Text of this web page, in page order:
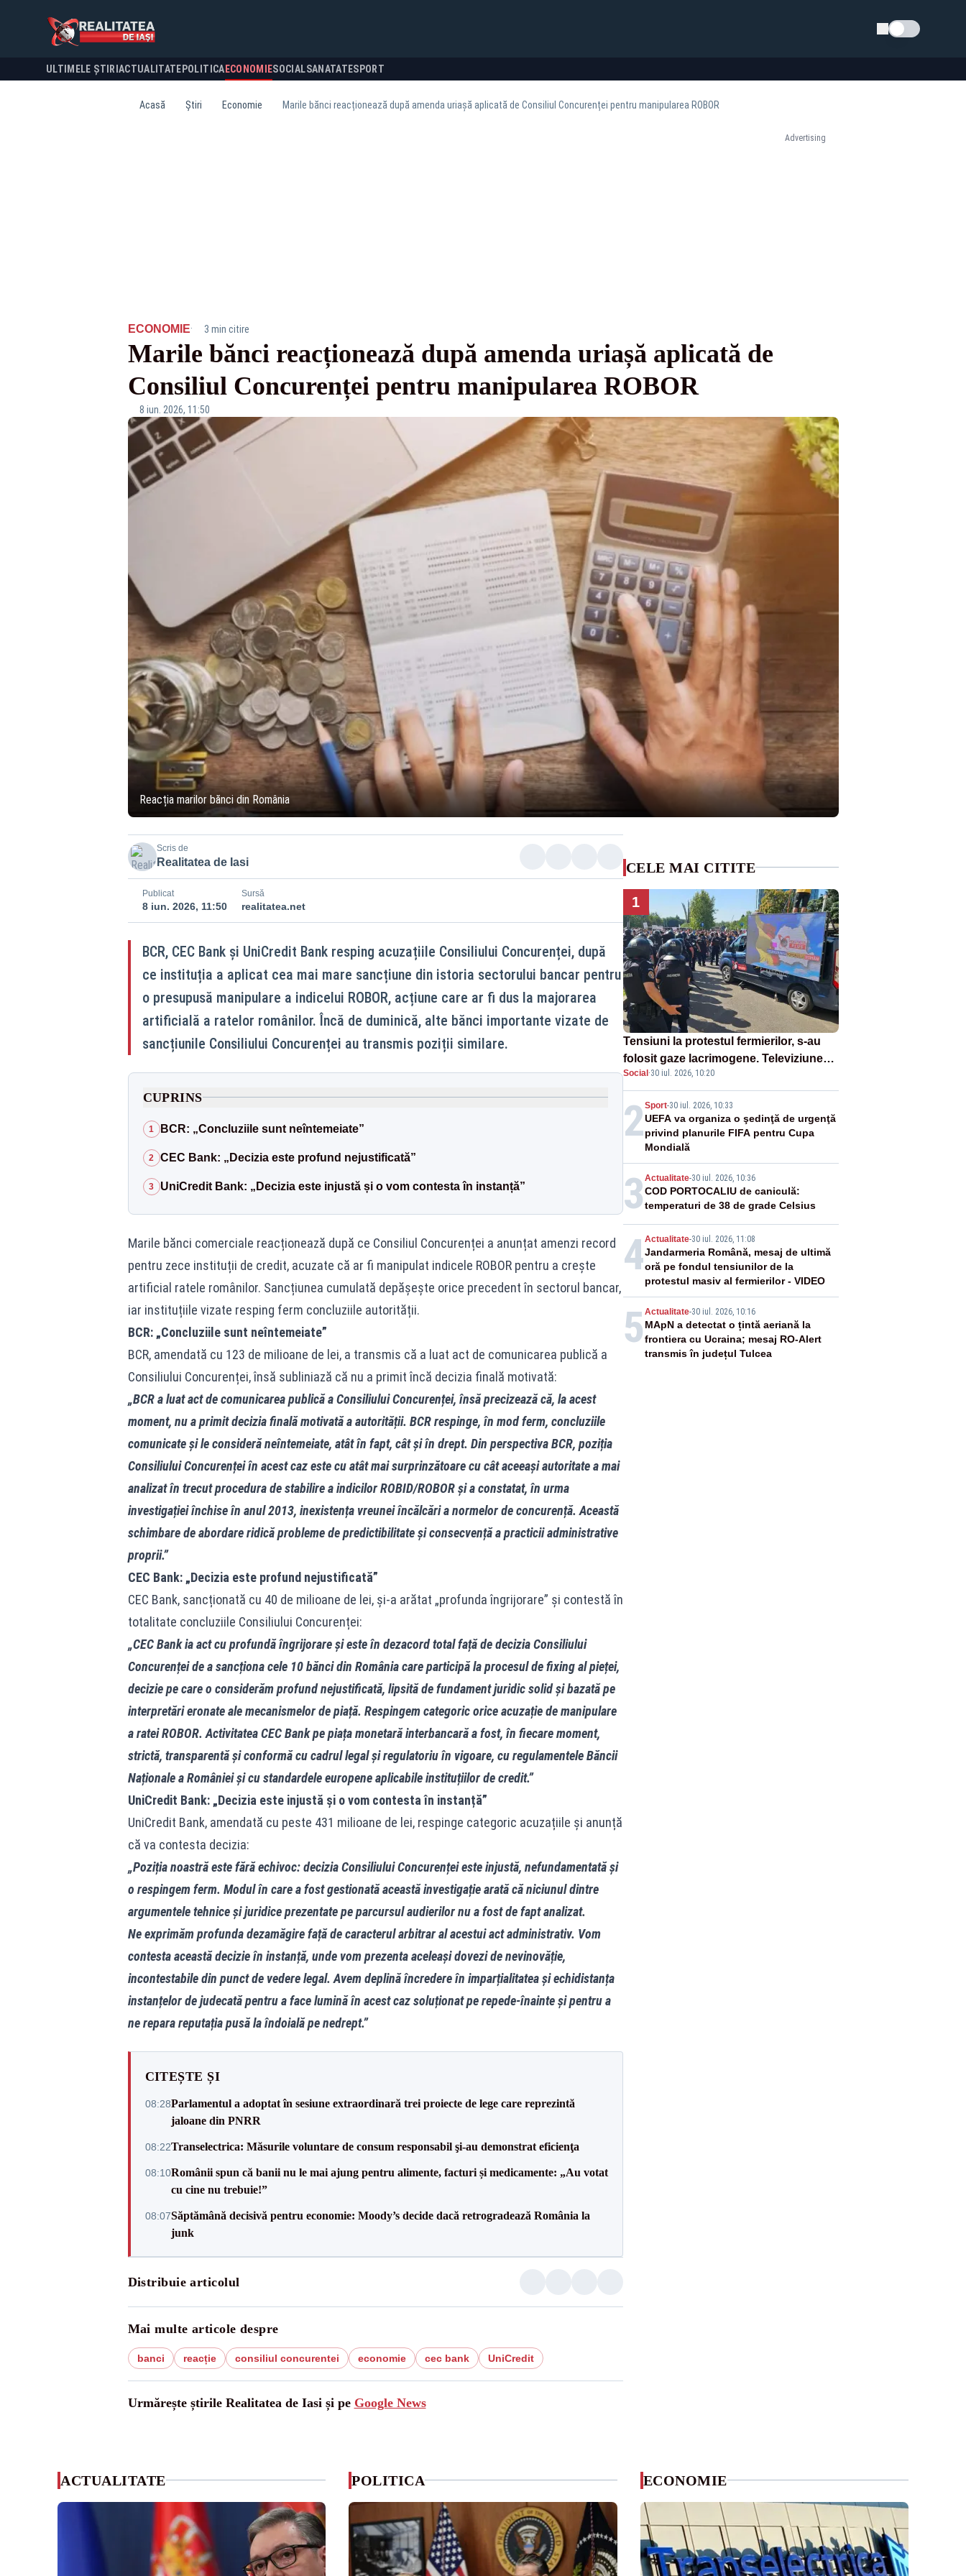
Schimba tema
ULTIMELE ȘTIRI ACTUALITATE POLITICA ECONOMIESOCIALSANATATESPORT
Acasă Știri Economie Marile bănci reacționează după amenda uriașă aplicată de Consiliul Concurenței pentru manipularea ROBOR
Advertising
ECONOMIE· 3 min citire
Marile bănci reacționează după amenda uriașă aplicată de
Consiliul Concurenței pentru manipularea ROBOR
8 iun. 2026, 11:50
Reacția marilor bănci din România
Scris de
Realitatea de Iasi
Publicat
8 iun. 2026, 11:50
Sursă
realitatea.net
BCR, CEC Bank și UniCredit Bank resping acuzațiile Consiliului Concurenței, după
ce instituția a aplicat cea mai mare sancțiune din istoria sectorului bancar pentru
o presupusă manipulare a indicelui ROBOR, acțiune care ar fi dus la majorarea
artificială a ratelor românilor. Încă de duminică, alte bănci importante vizate de
sancțiunile Consiliului Concurenței au transmis poziții similare.
CUPRINS
1 BCR: „Concluziile sunt neîntemeiate”
2 CEC Bank: „Decizia este profund nejustificată”
3 UniCredit Bank: „Decizia este injustă și o vom contesta în instanță”
Marile bănci comerciale reacționează după ce Consiliul Concurenței a anunțat amenzi record
pentru zece instituții de credit, acuzate că ar fi manipulat indicele ROBOR pentru a crește
artificial ratele românilor. Sancțiunea cumulată depășește orice precedent în sectorul bancar,
iar instituțiile vizate resping ferm concluziile autorității.
BCR: „Concluziile sunt neîntemeiate”
BCR, amendată cu 123 de milioane de lei, a transmis că a luat act de comunicarea publică a
Consiliului Concurenței, însă subliniază că nu a primit încă decizia finală motivată:
„BCR a luat act de comunicarea publică a Consiliului Concurenței, însă precizează că, la acest
moment, nu a primit decizia finală motivată a autorității. BCR respinge, în mod ferm, concluziile
comunicate și le consideră neîntemeiate, atât în fapt, cât și în drept. Din perspectiva BCR, poziția
Consiliului Concurenței în acest caz este cu atât mai surprinzătoare cu cât aceeași autoritate a mai
analizat în trecut procedura de stabilire a indicilor ROBID/ROBOR și a constatat, în urma
investigației închise în anul 2013, inexistența vreunei încălcări a normelor de concurență. Această
schimbare de abordare ridică probleme de predictibilitate și consecvență a practicii administrative
proprii.”
CEC Bank: „Decizia este profund nejustificată”
CEC Bank, sancționată cu 40 de milioane de lei, și-a arătat „profunda îngrijorare” și contestă în
totalitate concluziile Consiliului Concurenței:
„CEC Bank ia act cu profundă îngrijorare și este în dezacord total față de decizia Consiliului
Concurenței de a sancționa cele 10 bănci din România care participă la procesul de fixing al pieței,
decizie pe care o considerăm profund nejustificată, lipsită de fundament juridic solid și bazată pe
interpretări eronate ale mecanismelor de piață. Respingem categoric orice acuzație de manipulare
a ratei ROBOR. Activitatea CEC Bank pe piața monetară interbancară a fost, în fiecare moment,
strictă, transparentă și conformă cu cadrul legal și regulatoriu în vigoare, cu regulamentele Băncii
Naționale a României și cu standardele europene aplicabile instituțiilor de credit.”
UniCredit Bank: „Decizia este injustă și o vom contesta în instanță”
UniCredit Bank, amendată cu peste 431 milioane de lei, respinge categoric acuzațiile și anunță
că va contesta decizia:
„Poziția noastră este fără echivoc: decizia Consiliului Concurenței este injustă, nefundamentată și
o respingem ferm. Modul în care a fost gestionată această investigație arată că niciunul dintre
argumentele tehnice și juridice prezentate pe parcursul audierilor nu a fost de fapt analizat.
Ne exprimăm profunda dezamăgire față de caracterul arbitrar al acestui act administrativ. Vom
contesta această decizie în instanță, unde vom prezenta aceleași dovezi de nevinovăție,
incontestabile din punct de vedere legal. Avem deplină încredere în imparțialitatea și echidistanța
instanțelor de judecată pentru a face lumină în acest caz soluționat pe repede-înainte și pentru a
ne repara reputația pusă la îndoială pe nedrept.”
CITEȘTE ȘI
08:28Parlamentul a adoptat în sesiune extraordinară trei proiecte de lege care reprezintă
jaloane din PNRR
08:22Transelectrica: Măsurile voluntare de consum responsabil şi-au demonstrat eficienţa
08:10Românii spun că banii nu le mai ajung pentru alimente, facturi și medicamente: „Au votat
cu cine nu trebuie!”
08:07Săptămână decisivă pentru economie: Moody’s decide dacă retrogradează România la
junk
Distribuie articolul
Mai multe articole despre
banci reacție consiliul concurentei economie cec bank UniCredit
Urmărește știrile Realitatea de Iasi și pe Google News
CELE MAI CITITE
1
Tensiuni la protestul fermierilor, s-au
folosit gaze lacrimogene. Televiziunea
Poporului face apel la calm – LIVE
TEXT
Social·30 iul. 2026, 10:20
2Sport-30 iul. 2026, 10:33
UEFA va organiza o şedinţă de urgenţă
privind planurile FIFA pentru Cupa
Mondială
3 Actualitate-30 iul. 2026, 10:36
COD PORTOCALIU de caniculă:
temperaturi de 38 de grade Celsius
4Actualitate-30 iul. 2026, 11:08
Jandarmeria Română, mesaj de ultimă
oră pe fondul tensiunilor de la
protestul masiv al fermierilor - VIDEO
5 Actualitate-30 iul. 2026, 10:16
MApN a detectat o țintă aeriană la
frontiera cu Ucraina; mesaj RO-Alert
transmis în județul Tulcea
ACTUALITATE POLITICA ECONOMIE